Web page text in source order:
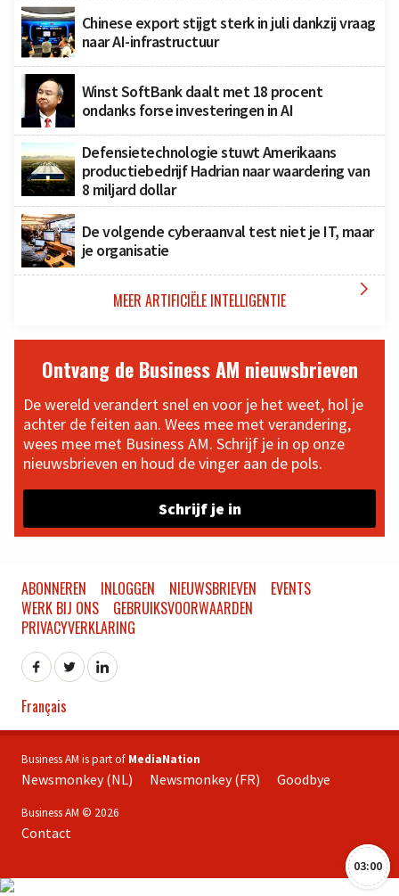
Chinese export stijgt sterk in juli dankzij vraag
naar AI-infrastructuur
Winst SoftBank daalt met 18 procent
ondanks forse investeringen in AI
Defensietechnologie stuwt Amerikaans
productiebedrijf Hadrian naar waardering van
8 miljard dollar
De volgende cyberaanval test niet je IT, maar
je organisatie
MEER ARTIFICIËLE INTELLIGENTIE 
Ontvang de Business AM nieuwsbrieven
De wereld verandert snel en voor je het weet, hol je
achter de feiten aan. Wees mee met verandering,
wees mee met Business AM. Schrijf je in op onze
nieuwsbrieven en houd de vinger aan de pols.
Schrijf je in
03:00
ABONNEREN INLOGGEN NIEUWSBRIEVEN
EVENTS
WERK BIJ ONS
GEBRUIKSVOORWAARDEN
PRIVACYVERKLARING
Français
Business AM is part of MediaNation
Newsmonkey (NL) Newsmonkey (FR) Goodbye
Business AM © 2026
Contact